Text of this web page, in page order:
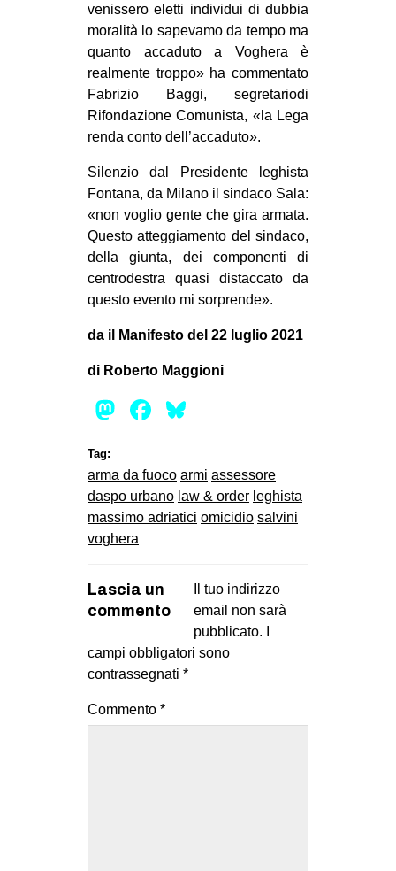
venissero eletti individui di dubbia
moralità lo sapevamo da tempo ma
quanto accaduto a Voghera è
realmente troppo» ha commentato
Fabrizio Baggi, segretariodi
Rifondazione Comunista, «la Lega
renda conto dell’accaduto».
Silenzio dal Presidente leghista
Fontana, da Milano il sindaco Sala:
«non voglio gente che gira armata.
Questo atteggiamento del sindaco,
della giunta, dei componenti di
centrodestra quasi distaccato da
questo evento mi sorprende».
da il Manifesto del 22 luglio 2021
di Roberto Maggioni
Mastodon
Facebook
Tag:
arma da fuoco armi assessore
daspo urbano law & order leghista
massimo adriatici omicidio salvini
voghera
Lascia un
commento
Il tuo indirizzo
email non sarà
pubblicato.
campi obbligatori sono
contrassegnati *
Commento *